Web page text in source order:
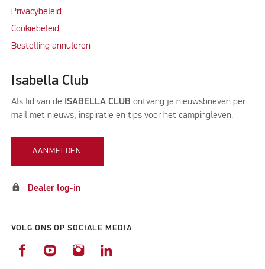
Privacybeleid
Cookiebeleid
Bestelling annuleren
Isabella Club
Als lid van de ISABELLA CLUB ontvang je nieuwsbrieven per
mail met nieuws, inspiratie en tips voor het campingleven.
AANMELDEN
lock Dealer log-in
VOLG ONS OP SOCIALE MEDIA